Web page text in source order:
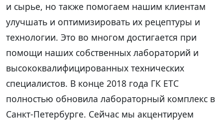
и сырье, но также помогаем нашим клиентам
улучшать и оптимизировать их рецептуры и
технологии. Это во многом достигается при
помощи наших собственных лабораторий и
высококвалифицированных технических
специалистов. В конце 2018 года ГК ЕТС
полностью обновила лабораторный комплекс в
Санкт-Петербурге. Сейчас мы акцентируем